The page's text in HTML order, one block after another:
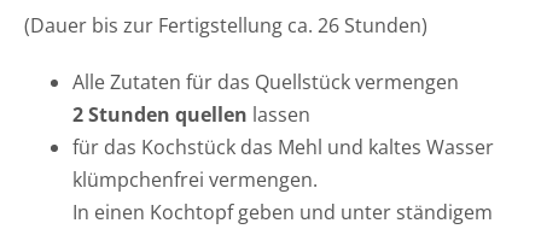
(Dauer bis zur Fertigstellung ca. 26 Stunden)
Alle Zutaten für das Quellstück vermengen
2 Stunden quellen lassen
für das Kochstück das Mehl und kaltes Wasser
klümpchenfrei vermengen.
In einen Kochtopf geben und unter ständigem